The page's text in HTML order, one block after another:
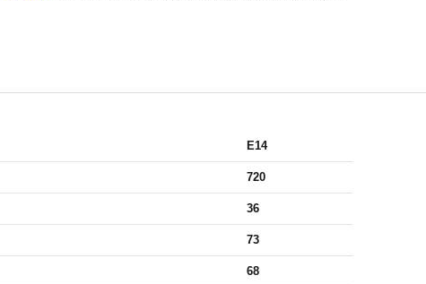
E14
720
36
73
68